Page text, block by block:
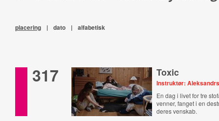
placering | dato | alfabetisk
317 Toxic
Instruktør:
En dag i livet for tre
venner, fanget i en
deres venskab.